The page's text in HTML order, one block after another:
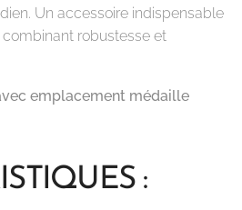
Un accessoire indispensable
robustesse et
emplacement médaille
: